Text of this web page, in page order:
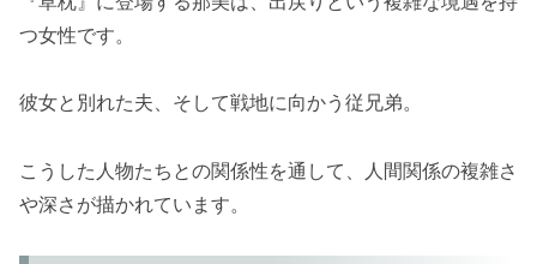
つ女性です。
彼女と別れた夫、そして戦地に向かう従兄弟。
こうした人物たちとの関係性を通して、人間関係の複雑さ
や深さが描かれています。